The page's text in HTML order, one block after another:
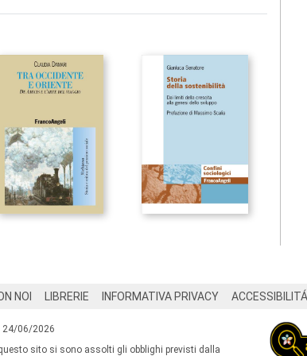
NOI LIBRERIE INFORMATIVA PRIVACY ACCESSIBILITÁ
24/06/2026
questo sito si sono assolti gli obblighi previsti dalla